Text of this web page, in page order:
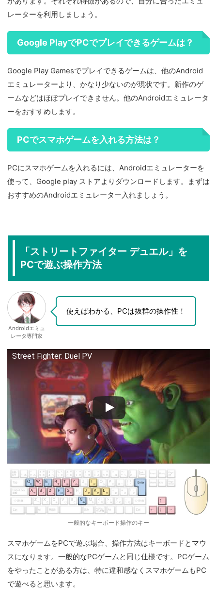
レーターを利用しましょう。
Google PlayでPCでプレイできるゲームは？
Google Play Gamesでプレイできるゲームは、他のAndroid
エミュレーターより、かなり少ないのが現状です。新作のゲ
ームなどはほぼプレイできません。他のAndroidエミュレータ
ーをおすすめします。
PCでスマホゲームを入れる方法は？
PCにスマホゲームを入れるには、Androidエミュレーターを
使って、Google play ストアよりダウンロードします。まずは
おすすめのAndroidエミュレーター入れましょう。
「ストリートファイター デュエル」を
PCで遊ぶ操作方法
Androidエミュ
レータ専門家
使えばわかる、PCは抜群の操作性！
Street Fighter: Duel PV
一般的なキーボード操作のキー
スマホゲームをPCで遊ぶ場合、操作方法はキーボードとマウ
スになります。一般的なPCゲームと同じ仕様です。PCゲーム
をやったことがある方は、特に違和感なくスマホゲームもPC
で遊べると思います。